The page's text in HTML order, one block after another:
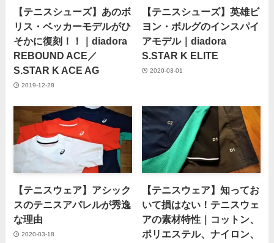
【テニスシューズ】あのボ
リス・ベッカーモデルがひ
そかに復刻！！｜diadora
REBOUND ACE／
S.STAR K ACE AG
2019-12-28
【テニスシューズ】英雄ビ
ヨン・ボルグのインスパイ
アモデル｜diadora
S.STAR K ELITE
2020-03-01
【テニスウェア】アシック
スのテニスアパレルが秀逸
な理由
2020-03-18
【テニスウェア】知ってお
いて損はない！テニスウェ
アの素材特性｜コットン、
ポリエステル、ナイロン、